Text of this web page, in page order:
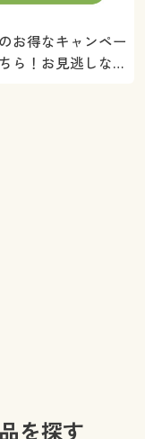
お得なキャンペー
ら！お見逃しな
を探す